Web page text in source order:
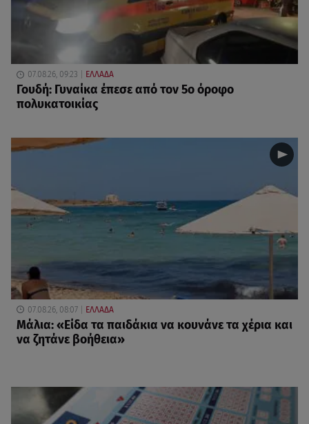
07.08.26, 09:23 ΕΛΛΑΔΑ
Γουδή: Γυναίκα έπεσε από τον 5ο όροφο
πολυκατοικίας
07.08.26, 08:07 ΕΛΛΑΔΑ
Μάλια: «Είδα τα παιδάκια να κουνάνε τα χέρια και
να ζητάνε βοήθεια»